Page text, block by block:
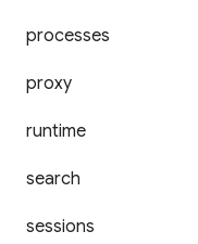
processes
proxy
runtime
search
sessions